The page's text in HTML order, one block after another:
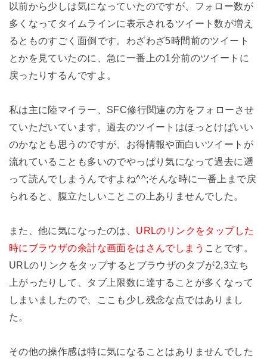
以前から少しは気になっていたのですが、フォロー数が
多くなってタイムラインに表示されるツイート数が増え
るとものすごく面倒です。わざわざ5時間前のツイート
とかを見ていたのに、急に一番上の1分前のツイートに
戻ったりするんですよ。
私は主に陸マイラー、SFC修行関連の方をフォローさせ
ていただいています。過去のツイートはほっとけばいい
のかなとも思うのですが、お得情報や面白いツイートが
流れていることも多いのでやっぱり気になって過去に遡
って読んでしまうんですよね^^;そんな時に一番上まで戻
られると、腹立たしいことこの上ありませんでした。
また、他に気になったのは、 URLのリンクをタップした
時にブラウザの余計な画面をはさんでしまう ことです。
URLのリンクをタップするとブラウザのタブが2,3立ち
上がったりして、タブ上限数に達することが多くなって
しまいましたので、ここも少し残念な点ではありまし
た。
その他の操作感は特に気になることはありませんでした